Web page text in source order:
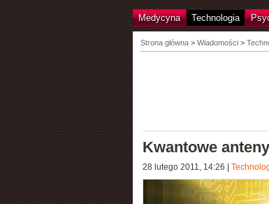
Medycyna Technologia
Strona główna> Wiadomości >
Kwantowe
28 lutego 2011, 14:26